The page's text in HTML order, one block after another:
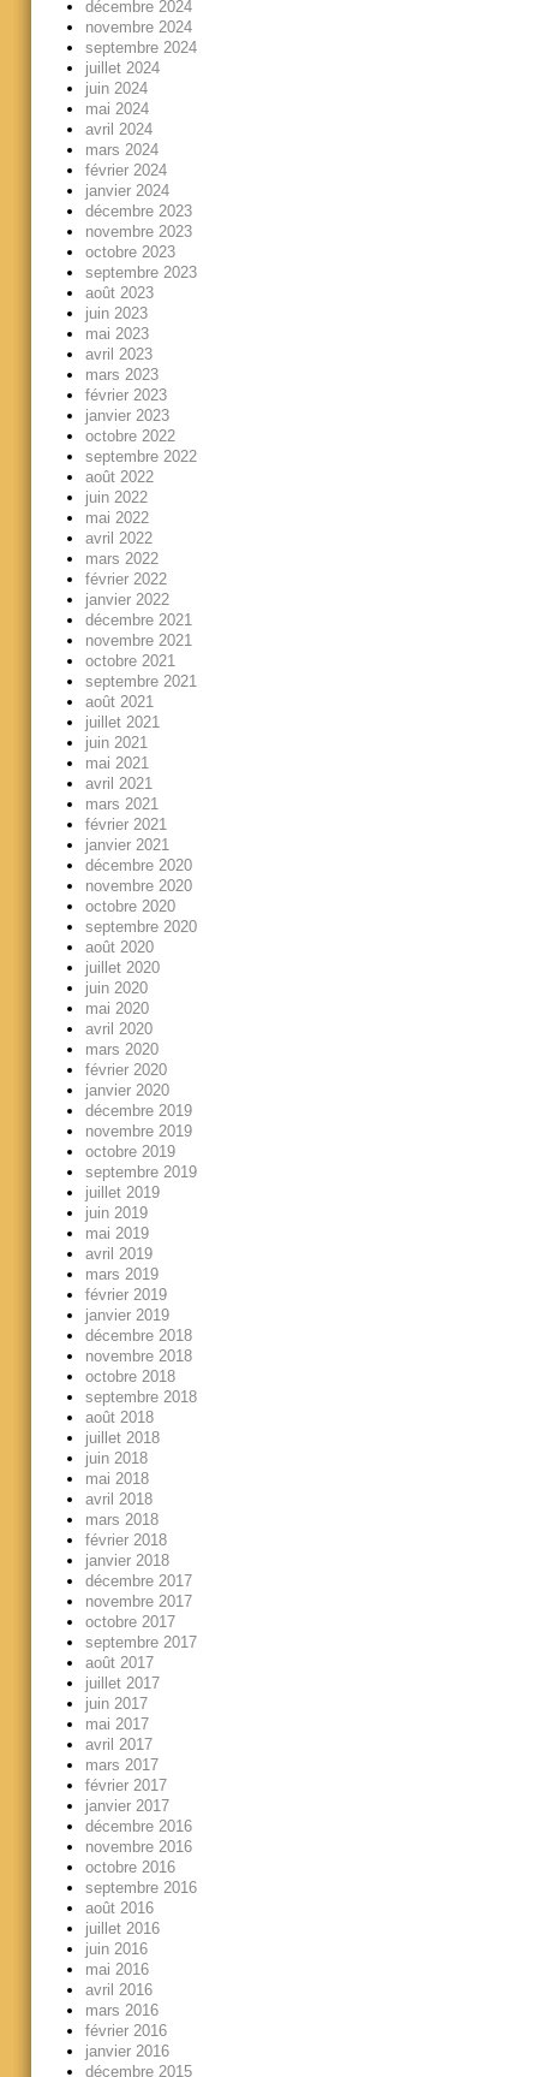
décembre 2024
novembre 2024
septembre 2024
juillet 2024
juin 2024
mai 2024
avril 2024
mars 2024
février 2024
janvier 2024
décembre 2023
novembre 2023
octobre 2023
septembre 2023
août 2023
juin 2023
mai 2023
avril 2023
mars 2023
février 2023
janvier 2023
octobre 2022
septembre 2022
août 2022
juin 2022
mai 2022
avril 2022
mars 2022
février 2022
janvier 2022
décembre 2021
novembre 2021
octobre 2021
septembre 2021
août 2021
juillet 2021
juin 2021
mai 2021
avril 2021
mars 2021
février 2021
janvier 2021
décembre 2020
novembre 2020
octobre 2020
septembre 2020
août 2020
juillet 2020
juin 2020
mai 2020
avril 2020
mars 2020
février 2020
janvier 2020
décembre 2019
novembre 2019
octobre 2019
septembre 2019
juillet 2019
juin 2019
mai 2019
avril 2019
mars 2019
février 2019
janvier 2019
décembre 2018
novembre 2018
octobre 2018
septembre 2018
août 2018
juillet 2018
juin 2018
mai 2018
avril 2018
mars 2018
février 2018
janvier 2018
décembre 2017
novembre 2017
octobre 2017
septembre 2017
août 2017
juillet 2017
juin 2017
mai 2017
avril 2017
mars 2017
février 2017
janvier 2017
décembre 2016
novembre 2016
octobre 2016
septembre 2016
août 2016
juillet 2016
juin 2016
mai 2016
avril 2016
mars 2016
février 2016
janvier 2016
décembre 2015